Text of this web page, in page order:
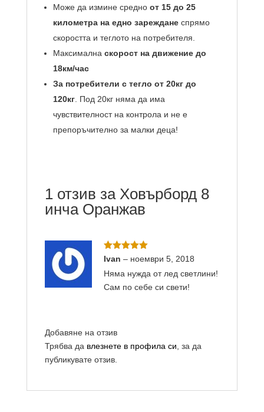
Може да измине средно от 15 до 25
километра на едно зарежданеспрямо
скоростта и теглото на потребителя.
Максимална скорост на движение до
18км/час
За потребители с тегло от 20кг до
120кг. Под 20кг няма да има
чувствителност на контрола и не е
препоръчително за малки деца!
1 отзив за Ховърборд 8
инча Оранжав
Оценено с
Ivan – ноември 5, 2018
Няма нужда от лед светлини!
Сам по себе си свети!
Добавяне на отзив
Трябва да влезнете в профила си , за да
публикувате отзив.